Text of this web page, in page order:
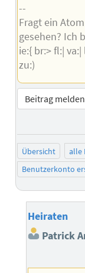
--
Fragt ein
gesehen? Ich
ie:{ br:> fl:|
zu:)
Beitrag melden
Übersicht alle
Benutzerkonto
Heiraten
Patrick